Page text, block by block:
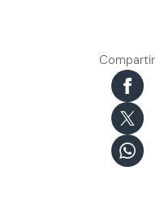
Compartir